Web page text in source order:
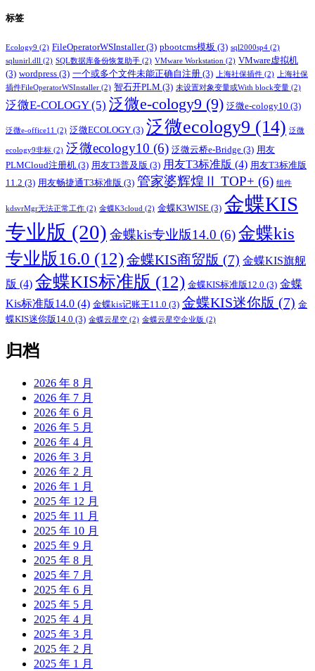
标签
Ecology9 (2) FileOperatorWSInstaller(3) pbootcms模板 (3) sql2000sp4 (2)
sqlunirl.dll (2) SQL数据库备份恢复助手 (2) VMware Workstation (2) VMware虚拟机
(3) wordpress (3) 一个或多个文件未能正确自注册 (3) 上海社保插件 (2)
上海社保
插件FileOperatorWSInstaller (2) 智石开PLM (3) 未设置对象变量或With block变量 (2)
泛微E-COLOGY(5) 泛微e-cology9 (9) 泛微e-cology10 (3)
泛微e-office11 (2) 泛微ECOLOGY (3) 泛微ecology9 (14) 泛微
ecology9非标 (2) 泛微ecology10 (6) 泛微云桥e-Bridge (3) 用友
PLMCloud注册机 (3) 用友T3普及版 (3) 用友T3标准版 (4) 用友T3标准版
11.2 (3) 用友畅捷通T3标准版 (3) 管家婆辉煌Ⅱ TOP+ (6) 组件
kdsvrMgr无法正常工作 (2) 金蝶K3cloud (2) 金蝶K3WISE (3) 金蝶KIS
专业版 (20) 金蝶kis专业版14.0 (6)金蝶kis
专业版16.0 (12)金蝶KIS商贸版 (7) 金蝶KIS旗舰
版 (4) 金蝶KIS标准版 (12) 金蝶KIS标准版12.0 (3) 金蝶
Kis标准版14.0 (4) 金蝶kis记账王11.0 (3) 金蝶KIS迷你版 (7) 金
蝶KIS迷你版14.0 (3) 金蝶云星空 (2) 金蝶云星空企业版 (2)
归档
2026 年 8 月
2026 年 7 月
2026 年 6 月
2026 年 5 月
2026 年 4 月
2026 年 3 月
2026 年 2 月
2026 年 1 月
2025 年 12 月
2025 年 11 月
2025 年 10 月
2025 年 9 月
2025 年 8 月
2025 年 7 月
2025 年 6 月
2025 年 5 月
2025 年 4 月
2025 年 3 月
2025 年 2 月
2025 年 1 月